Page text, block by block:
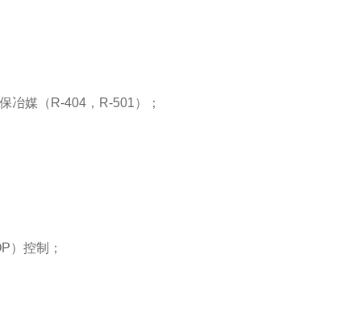
媒（R-404，R-501）；
控制；